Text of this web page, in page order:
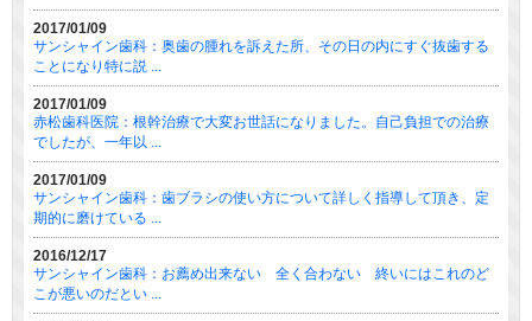
2017/01/09
サンシャイン歯科：奥歯の腫れを訴えた所、その日の内にすぐ抜歯する
ことになり特に説 ...
2017/01/09
赤松歯科医院：根幹治療で大変お世話になりました。自己負担での治療
でしたが、一年以 ...
2017/01/09
サンシャイン歯科：歯ブラシの使い方について詳しく指導して頂き、定
期的に磨けている ...
2016/12/17
サンシャイン歯科：お薦め出来ない 全く合わない 終いにはこれのど
こが悪いのだとい ...